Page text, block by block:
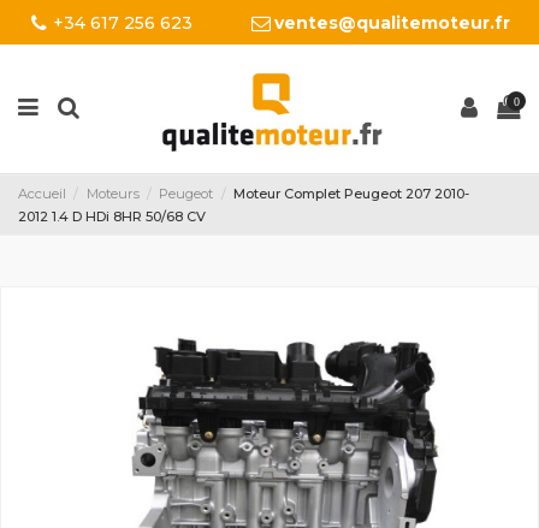
+34 617 256 623 ventes@qualitemoteur.fr
0
Accueil Moteurs Peugeot
Moteur Complet Peugeot 207 2010-
2012 1.4 D HDi 8HR 50/68 CV